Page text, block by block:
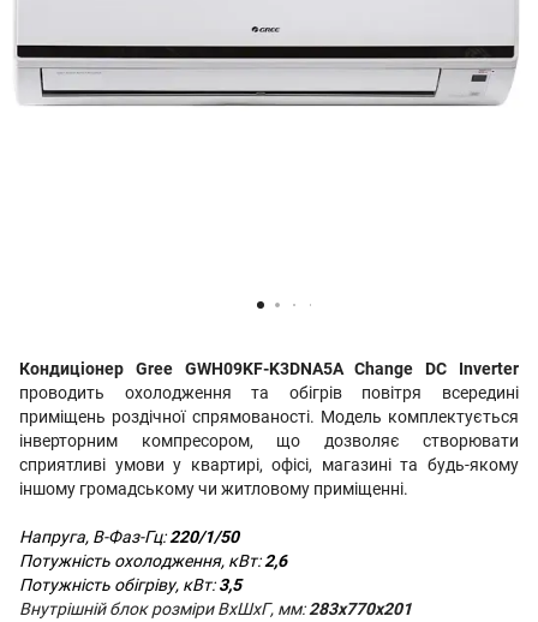
Кондиціонер Gree GWH09KF-K3DNA5A Change DC Inverter
проводить охолодження та обігрів повітря всередині
приміщень роздічної спрямованості. Модель комплектується
інверторним компресором, що дозволяє створювати
сприятливі умови у квартирі, офісі, магазині та будь-якому
іншому громадському чи житловому приміщенні.
Напруга, В-Фаз-Гц:220/1/50
Потужність охолодження, кВт:2,6
Потужність обігріву, кВт:3,5
Внутрішній блок розміри ВхШхГ, мм: 283x770x201